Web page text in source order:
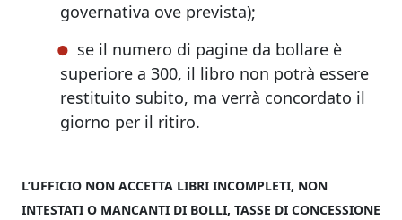
governativa ove prevista);
se il numero di pagine da bollare è
superiore a 300, il libro non potrà essere
restituito subito, ma verrà concordato il
giorno per il ritiro.
L’UFFICIO NON ACCETTA LIBRI INCOMPLETI, NON
INTESTATI O MANCANTI DI BOLLI, TASSE DI CONCESSIONE